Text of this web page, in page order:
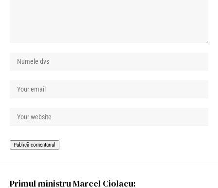
Primul ministru Marcel Ciolacu: